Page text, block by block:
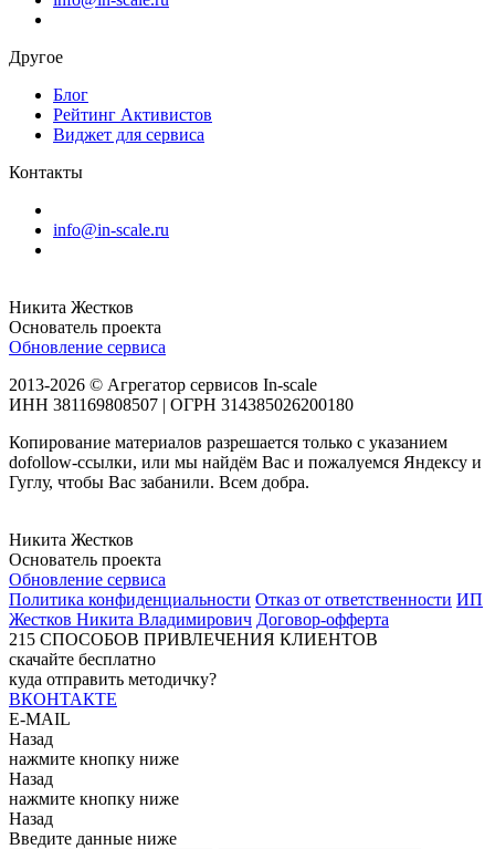
Другое
Блог
Рейтинг Активистов
Виджет для сервиса
Контакты
info@in-scale.ru
Никита Жестков
Основатель проекта
Обновление сервиса
2013-2026 © Агрегатор сервисов In-scale
ИНН 381169808507 | ОГРН 314385026200180
Копирование материалов разрешается только с указанием
dofollow-ссылки, или мы найдём Вас и пожалуемся Яндексу и
Гуглу, чтобы Вас забанили. Всем добра.
Никита Жестков
Основатель проекта
Обновление сервиса
Политика конфиденциальности Отказ от ответственности ИП
Жестков Никита Владимирович Договор-офферта
215 СПОСОБОВ ПРИВЛЕЧЕНИЯ КЛИЕНТОВ
скачайте бесплатно
куда отправить методичку?
ВКОНТАКТЕ
E-MAIL
Назад
нажмите кнопку ниже
Назад
нажмите кнопку ниже
Назад
Введите данные ниже